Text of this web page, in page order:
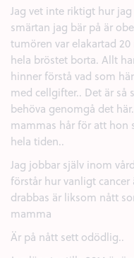
Jag vet inte riktigt hur
smärtan jag bär på är
tumören var elakartad
hela bröstet borta. Allt
hinner förstå vad som
med cellgifter.. Det är
behöva genomgå det
mammas hår för att hon
hela tiden..
Jag jobbar själv inom
förstår hur vanligt
drabbas är liksom nått
mamma
Är på nått sett odödlig..